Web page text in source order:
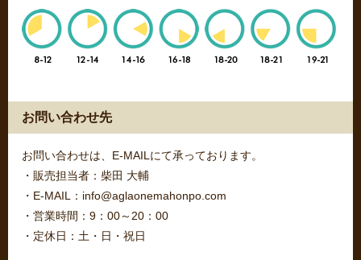
お問い合わせ先
お問い合わせは、E-MAILにて承っております。
・販売担当者：柴田 大輔
・E-MAIL：info@aglaonemahonpo.com
・営業時間：9：00～20：00
・定休日：土・日・祝日